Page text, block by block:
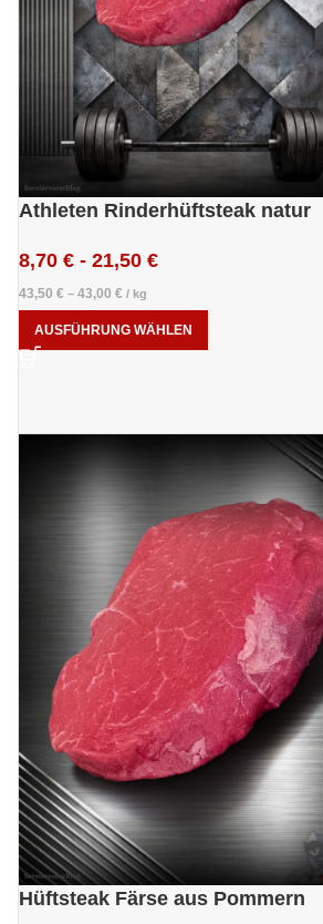
Athleten Rinderhüftsteak natur
8,70 € - 21,50 €
43,50 € – 43,00 € / kg
AUSFÜHRUNG WÄHLEN
Hüftsteak Färse aus Pommern